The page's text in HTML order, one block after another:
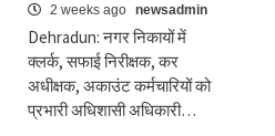
2 weeks ago newsadmin
Dehradun: नगर निकायों में
क्लर्क, सफाई निरीक्षक, कर
अधीक्षक, अकाउंट कर्मचारियों को
प्रभारी अधिशासी अधिकारी…